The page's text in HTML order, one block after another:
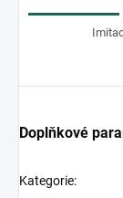
Doplňkové
Kategorie: